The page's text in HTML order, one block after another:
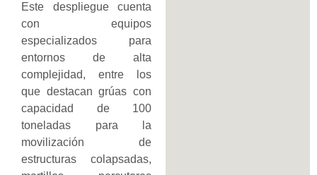
Este despliegue cuenta
con equipos
especializados para
entornos de alta
complejidad, entre los
que destacan grúas con
capacidad de 100
toneladas para la
movilización de
estructuras colapsadas,